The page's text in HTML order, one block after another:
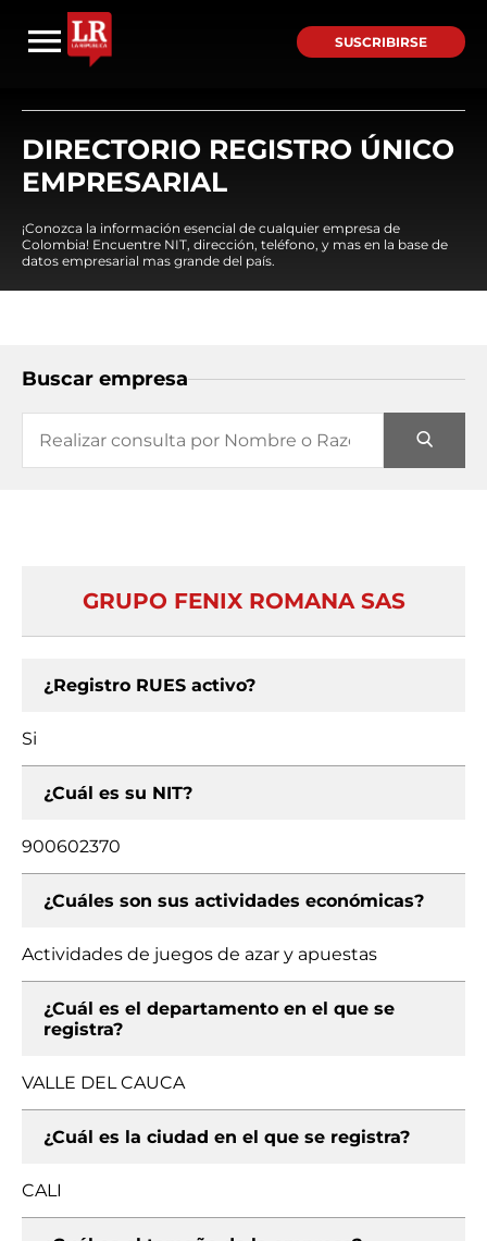
SUSCRIBIRSE
DIRECTORIO REGISTRO ÚNICO
EMPRESARIAL
¡Conozca la información esencial de cualquier empresa de
Colombia! Encuentre NIT, dirección, teléfono, y mas en la base de
datos empresarial mas grande del país.
Buscar empresa
GRUPO FENIX ROMANA SAS
¿Registro RUES activo?
Si
¿Cuál es su NIT?
900602370
¿Cuáles son sus actividades económicas?
Actividades de juegos de azar y apuestas
¿Cuál es el departamento en el que se
registra?
VALLE DEL CAUCA
¿Cuál es la ciudad en el que se registra?
CALI